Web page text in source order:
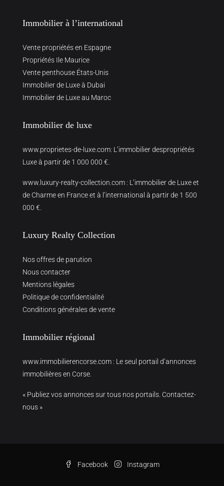
Immobilier à l’international
Vente propriétés en Espagne
Propriétés Ile Maurice
Vente penthouse États-Unis
Immobilier de Luxe à Dubai
Immobilier de Luxe au Maroc
Immobilier de luxe
www.proprietes-de-luxe.com: L’immobilier despropriétés
Luxe à partir de 1 000 000 €.
www.luxury-realty-collection.com : L’immobilier de Luxe et
de Charme en France et à l’international à partir de 1 500
000 €.
Luxury Realty Collection
Nos offres de parution
Nous contacter
Mentions légales
Politique de confidentialité
Conditions générales de vente
Immobilier régional
www.immobilierencorse.com : Le seul portail d’annonces
immobilières en Corse.
« Publiez vos annonces sur tous nos portails. Contactez-
nous »
Facebook Instagram